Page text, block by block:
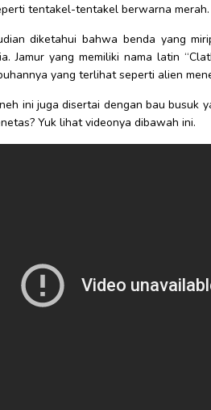
tentakel-tentakel berwarna merah.
diketahui bahwa benda yang
Jamur yang memiliki nama latin
yang terlihat seperti alien
ini juga disertai dengan bau busuk
Yuk lihat videonya dibawah ini.